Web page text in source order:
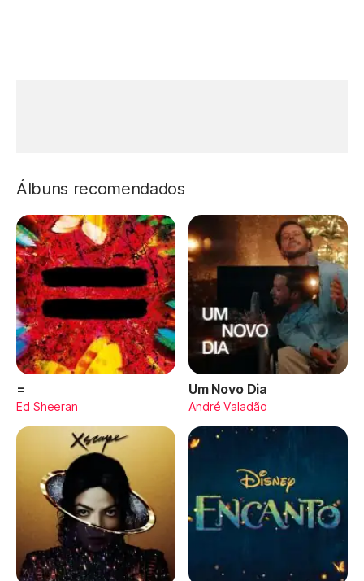
Álbuns recomendados
=
Ed Sheeran
Um Novo Dia
André Valadão